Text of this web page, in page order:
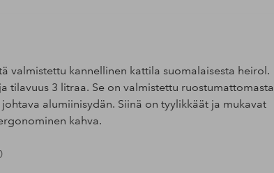
valmistettu kannellinen kattila suomalaisesta heirol.
tilavuus 3 litraa. Se on valmistettu ruostumattomasta
alumiinisydän. Siinä on tyylikkäät ja mukavat
kahva.